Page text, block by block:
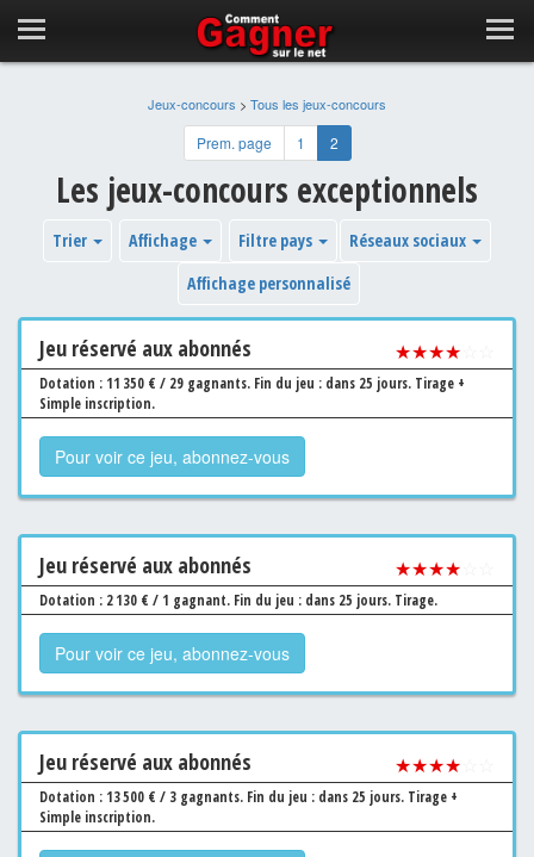
Jeux-concours > Tous les jeux-concours
Prem. page 1 2
Les jeux-concours exceptionnels
Trier Affichage Filtre pays
Réseaux sociaux
Affichage personnalisé
Jeu réservé aux abonnés ★★★★
Dotation : 11 350 € / 29 gagnants. Fin du jeu : dans 25 jours. Tirage +
Simple inscription.
Pour voir ce jeu, abonnez-vous
Jeu réservé aux abonnés ★★★★
Dotation : 2 130 € / 1 gagnant. Fin du jeu : dans 25 jours. Tirage.
Pour voir ce jeu, abonnez-vous
Jeu réservé aux abonnés ★★★★
Dotation : 13 500 € / 3 gagnants. Fin du jeu : dans 25 jours. Tirage +
Simple inscription.